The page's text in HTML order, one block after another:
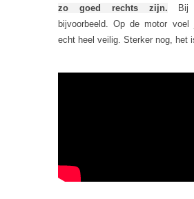
zo goed rechts zijn. Bij
bijvoorbeeld. Op de motor
echt heel veilig. Sterker nog, het